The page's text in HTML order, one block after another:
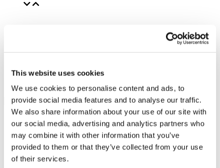
This website uses cookies
We use cookies to personalise content and ads, to
provide social media features and to analyse our traffic.
We also share information about your use of our site with
our social media, advertising and analytics partners who
may combine it with other information that you’ve
provided to them or that they’ve collected from your use
of their services.